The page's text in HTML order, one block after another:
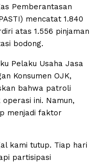
Pemberantasan
mencatat 1.840
atas 1.556 pinjaman
bodong.
Pelaku Usaha Jasa
Konsumen OJK,
bahwa patroli
ini. Namun,
menjadi faktor
kami tutup. Tiap hari
partisipasi